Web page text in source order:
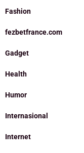
Fashion
fezbetfrance.com
Gadget
Health
Humor
Internasional
Internet